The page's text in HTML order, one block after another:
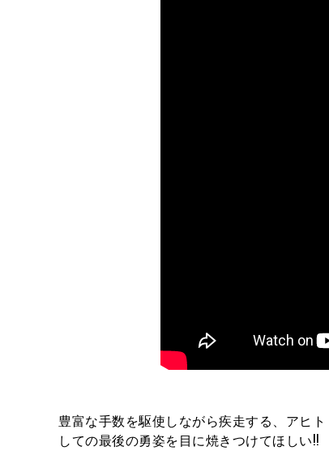
豊富な手数を駆使しながら疾走する、アヒ
しての最後の勇姿を目に焼きつけてほしい!!